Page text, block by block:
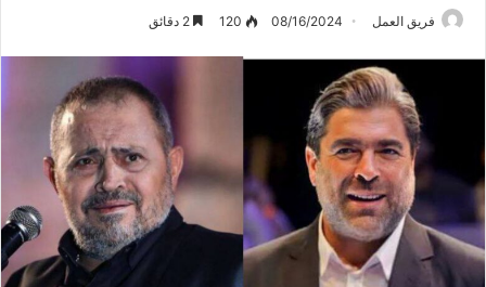
فريق العمل 08/16/2024
120